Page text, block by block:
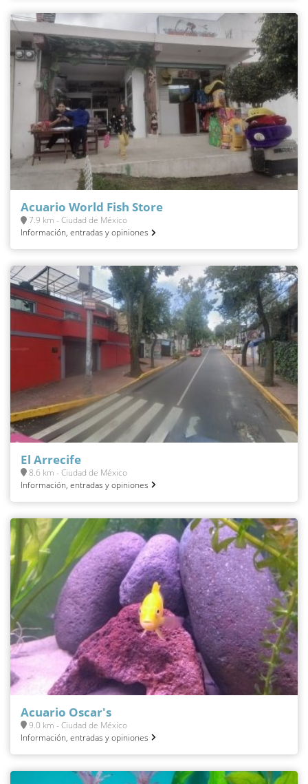
Acuario World Fish Store
7.9 km - Ciudad de México
Información, entradas y opiniones
El Arrecife
8.6 km - Ciudad de México
Información, entradas y opiniones
Acuario Oscar's
9.0 km - Ciudad de México
Información, entradas y opiniones